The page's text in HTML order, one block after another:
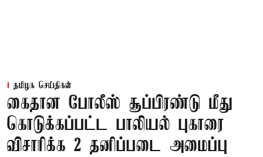
தமிழக செய்திகள்
கைதான போலீஸ் சூப்பிரண்டு மீது
கொடுக்கப்பட்ட பாலியல் புகாரை
விசாரிக்க 2 தனிப்படை அமைப்பு